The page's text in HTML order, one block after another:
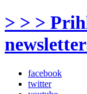
> > >
facebook
twitter